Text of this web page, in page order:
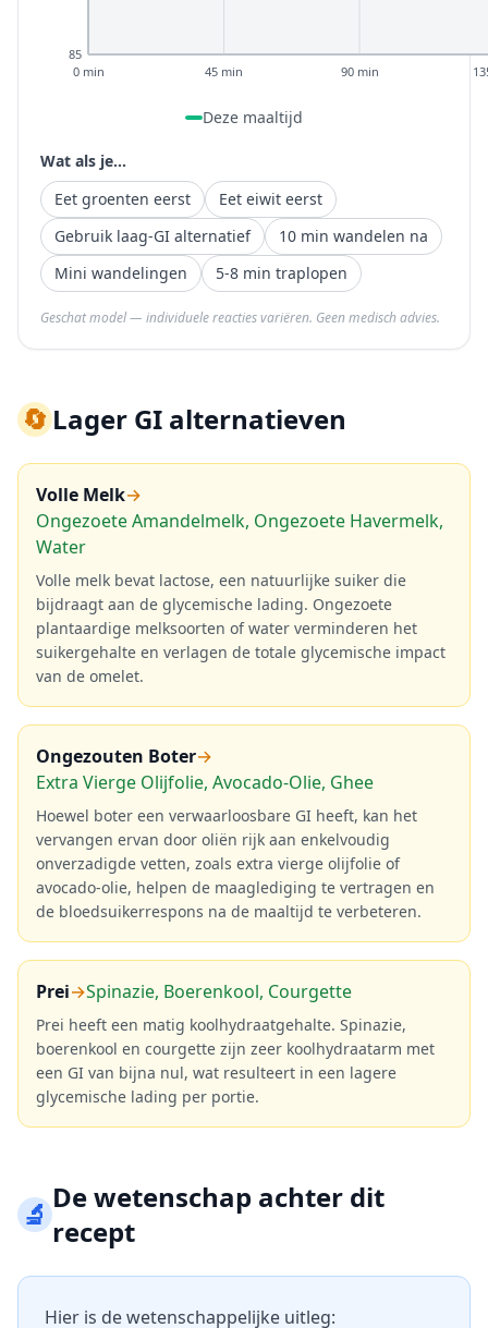
85
0 min 45 min 90 min
Deze maaltijd
Wat als je...
Eet groenten eerst
Eet eiwit eerst
Gebruik laag-GI alternatief
10 min wandelen na
Mini wandelingen
5-8 min traplopen
Geschat model — individuele reacties variëren. Geen medisch advies.
🔄Lager GI alternatieven
Volle Melk→
Ongezoete Amandelmelk, Ongezoete Havermelk,
Water
Volle melk bevat lactose, een natuurlijke suiker die
bijdraagt aan de glycemische lading. Ongezoete
plantaardige melksoorten of water verminderen het
suikergehalte en verlagen de totale glycemische impact
van de omelet.
Ongezouten Boter→
Extra Vierge Olijfolie, Avocado-Olie, Ghee
Hoewel boter een verwaarloosbare GI heeft, kan het
vervangen ervan door oliën rijk aan enkelvoudig
onverzadigde vetten, zoals extra vierge olijfolie of
avocado-olie, helpen de maaglediging te vertragen en
de bloedsuikerrespons na de maaltijd te verbeteren.
Prei→Spinazie, Boerenkool, Courgette
Prei heeft een matig koolhydraatgehalte. Spinazie,
boerenkool en courgette zijn zeer koolhydraatarm met
een GI van bijna nul, wat resulteert in een lagere
glycemische lading per portie.
🔬De wetenschap achter dit
recept
Hier is de wetenschappelijke uitleg: